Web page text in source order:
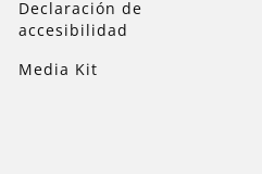
Declaración de
accesibilidad
Media Kit